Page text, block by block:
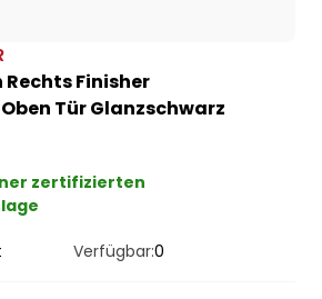
Rechts Finisher
Tür Glanzschwarz
zertifizierten
Verfügbar:0